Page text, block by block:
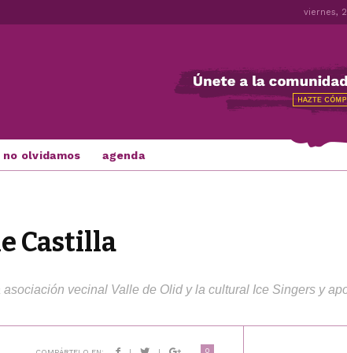
viernes,
no olvidamos agenda
Castilla
vecinal Valle de Olid y la cultural Ice Singers y
0